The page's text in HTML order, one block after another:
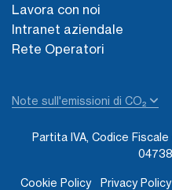
Lavora con noi
Intranet aziendale
Rete Operatori
Note sull'emissioni di CO₂
Partita IVA, Codice
Cookie Policy Privacy Policy